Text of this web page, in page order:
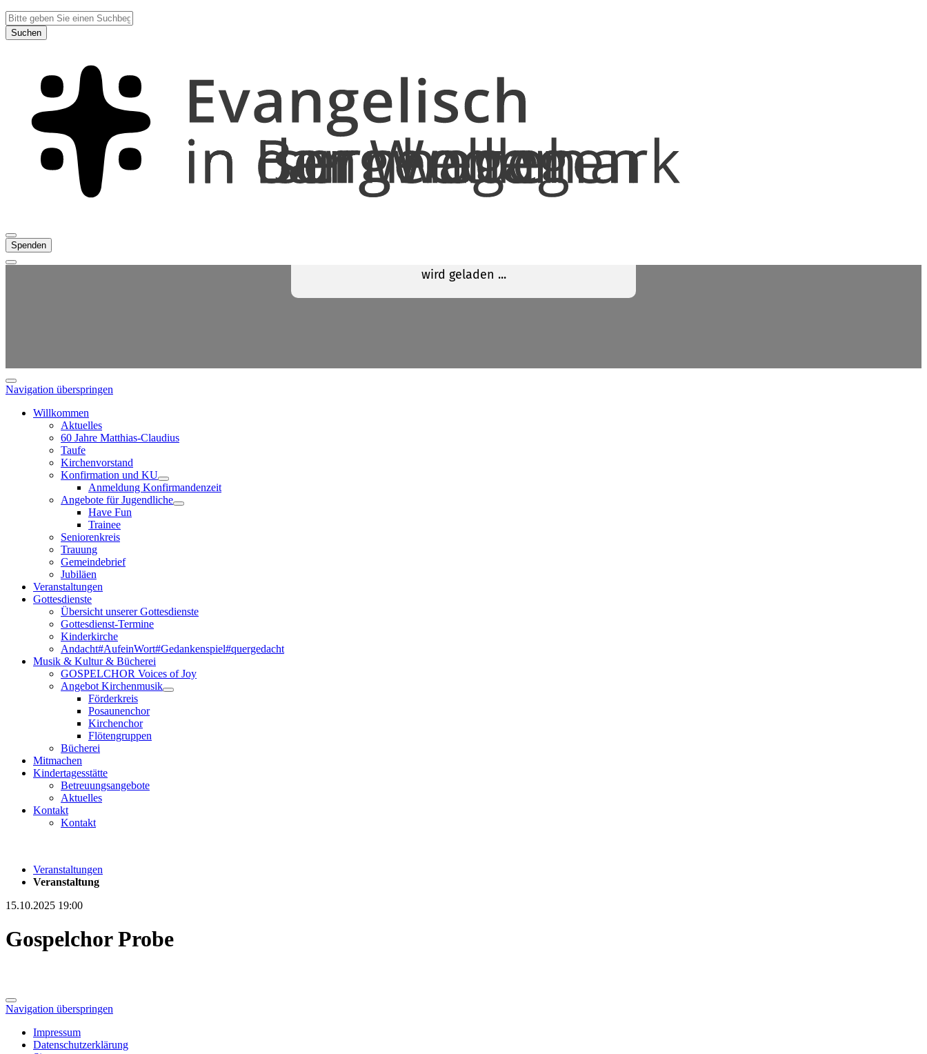
Suchen
Spenden
Navigation überspringen
Willkommen
Aktuelles
60 Jahre Matthias-Claudius
Taufe
Kirchenvorstand
Konfirmation und KU
Anmeldung Konfirmandenzeit
Angebote für Jugendliche
Have Fun
Trainee
Seniorenkreis
Trauung
Gemeindebrief
Jubiläen
Veranstaltungen
Gottesdienste
Übersicht unserer Gottesdienste
Gottesdienst-Termine
Kinderkirche
Andacht#AufeinWort#Gedankenspiel#quergedacht
Musik & Kultur & Bücherei
GOSPELCHOR Voices of Joy
Angebot Kirchenmusik
Förderkreis
Posaunenchor
Kirchenchor
Flötengruppen
Bücherei
Mitmachen
Kindertagesstätte
Betreuungsangebote
Aktuelles
Kontakt
Kontakt
Veranstaltungen
Veranstaltung
15.10.2025 19:00
Gospelchor Probe
Navigation überspringen
Impressum
Datenschutzerklärung